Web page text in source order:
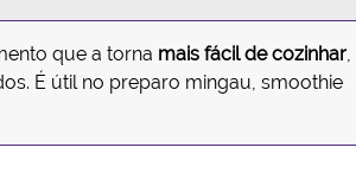
que a torna mais fácil de cozinhar,
É útil no preparo mingau, smoothie